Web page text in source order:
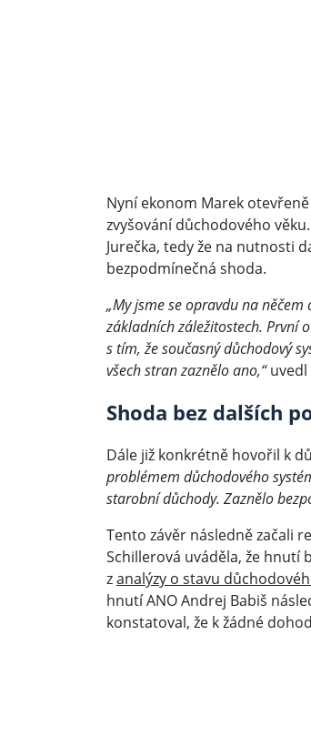
Nyní ekonom Marek
zvyšování důchodového
Jurečka, tedy že na nutnosti
bezpodmínečná shoda.
„My jsme se opravdu na
základních záležitostech. První
s tím, že současný důchodový
všech stran zaznělo ano,“uvedl
Shoda bez dalších
Dále již konkrétně hovořil k
problémem důchodového
starobní důchody. Zaznělo
Tento závěr následně začali
Schillerová uváděla, že hnutí
zanalýzy o stavu
hnutí ANO Andrej Babiš
konstatoval, že k žádné